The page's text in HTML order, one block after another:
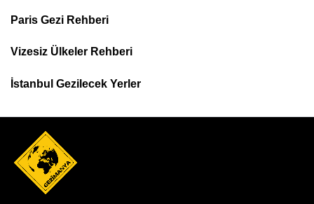
Top
Menu
Paris Gezi Rehberi
Vizesiz Ülkeler Rehberi
İstanbul Gezilecek Yerler